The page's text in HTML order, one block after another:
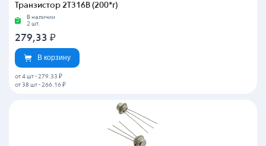
Транзистор 2Т316В (200*г)
В наличии
2 шт.
279,33 ₽
В корзину
от 4 шт - 279.33 ₽
от 38 шт - 266.16 ₽